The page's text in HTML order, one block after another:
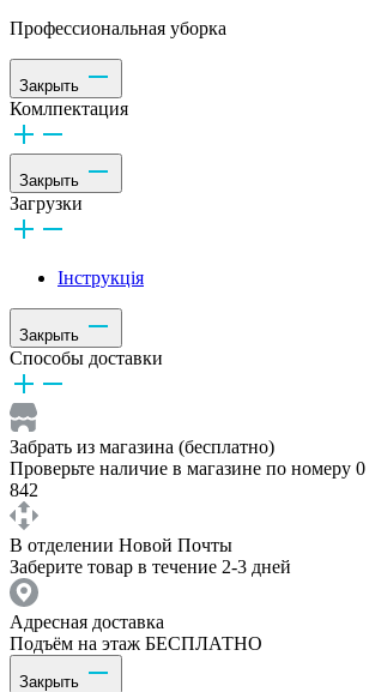
Профессиональная уборка
Закрыть
Комлпектация
Закрыть
Загрузки
Інструкція
Закрыть
Способы доставки
Забрать из магазина (бесплатно)
Проверьте наличие в магазине по номеру
842
В отделении Новой Почты
Заберите товар в течение 2-3 дней
Адресная доставка
Подъём на этаж БЕСПЛАТНО
Закрыть